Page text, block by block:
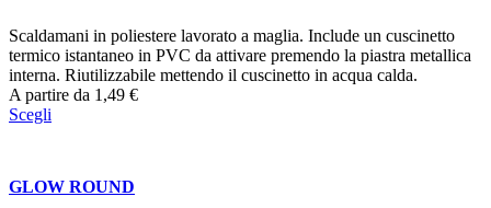
Scaldamani in poliestere lavorato a maglia. Include un cuscinetto
termico istantaneo in PVC da attivare premendo la piastra metallica
interna. Riutilizzabile mettendo il cuscinetto in acqua calda.
A partire da 1,49 €
Scegli
GLOW ROUND